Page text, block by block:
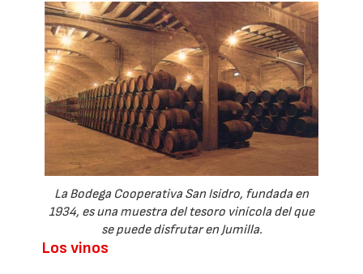
La Bodega Cooperativa San Isidro, fundada en
1934, es una muestra del tesoro vinícola del que
se puede disfrutar en Jumilla.
Los vinos